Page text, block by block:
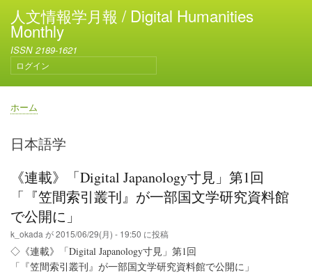
メ
イ
コ
テ
人文情報学月報 / Digital Humanities
Monthly
ISSN 2189-1621
ユ
ー
ザ
ー
カ
ン
ト
メ
ニ
ュ
ー
ログイン
パ
く
ホーム
日本語学
《連載》「Digital Japanology寸見」第1回
「『笠間索引叢刊』が一部国文学研究資料館
で公開に」
k_okada が2015/06/29(月) - 19:50 に投稿
◇《連載》「Digital Japanology寸見」第1回
「『笠間索引叢刊』が一部国文学研究資料館で公開に」